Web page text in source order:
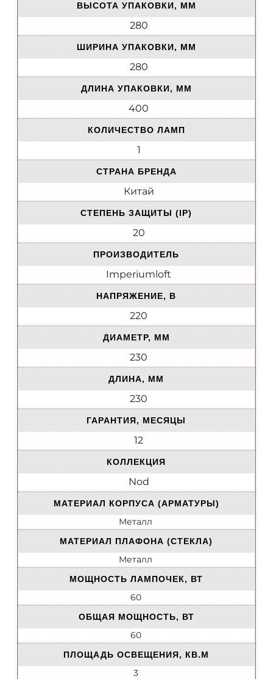
ВЫСОТА УПАКОВКИ, ММ
280
ШИРИНА УПАКОВКИ, ММ
280
ДЛИНА УПАКОВКИ, ММ
400
КОЛИЧЕСТВО ЛАМП
1
СТРАНА БРЕНДА
Китай
СТЕПЕНЬ ЗАЩИТЫ (IP)
20
ПРОИЗВОДИТЕЛЬ
Imperiumloft
НАПРЯЖЕНИЕ, В
220
ДИАМЕТР, ММ
230
ДЛИНА, ММ
230
ГАРАНТИЯ, МЕСЯЦЫ
12
КОЛЛЕКЦИЯ
Nod
МАТЕРИАЛ КОРПУСА (АРМАТУРЫ)
Металл
МАТЕРИАЛ ПЛАФОНА (СТЕКЛА)
Металл
МОЩНОСТЬ ЛАМПОЧЕК, ВТ
60
ОБЩАЯ МОЩНОСТЬ, ВТ
60
ПЛОЩАДЬ ОСВЕЩЕНИЯ, КВ.М
3